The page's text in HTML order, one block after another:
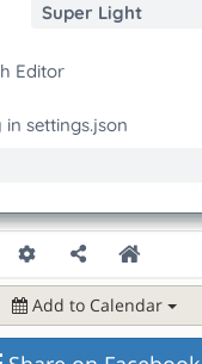
Add to Calendar